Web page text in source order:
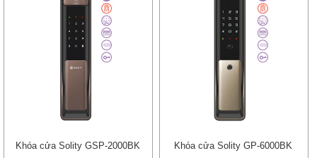
Khóa cửa Solity GSP-2000BK Khóa cửa Solity GP-6000BK